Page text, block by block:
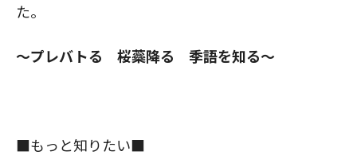
た。
～プレバトる 桜蘂降る 季語を知る～
■もっと知りたい■